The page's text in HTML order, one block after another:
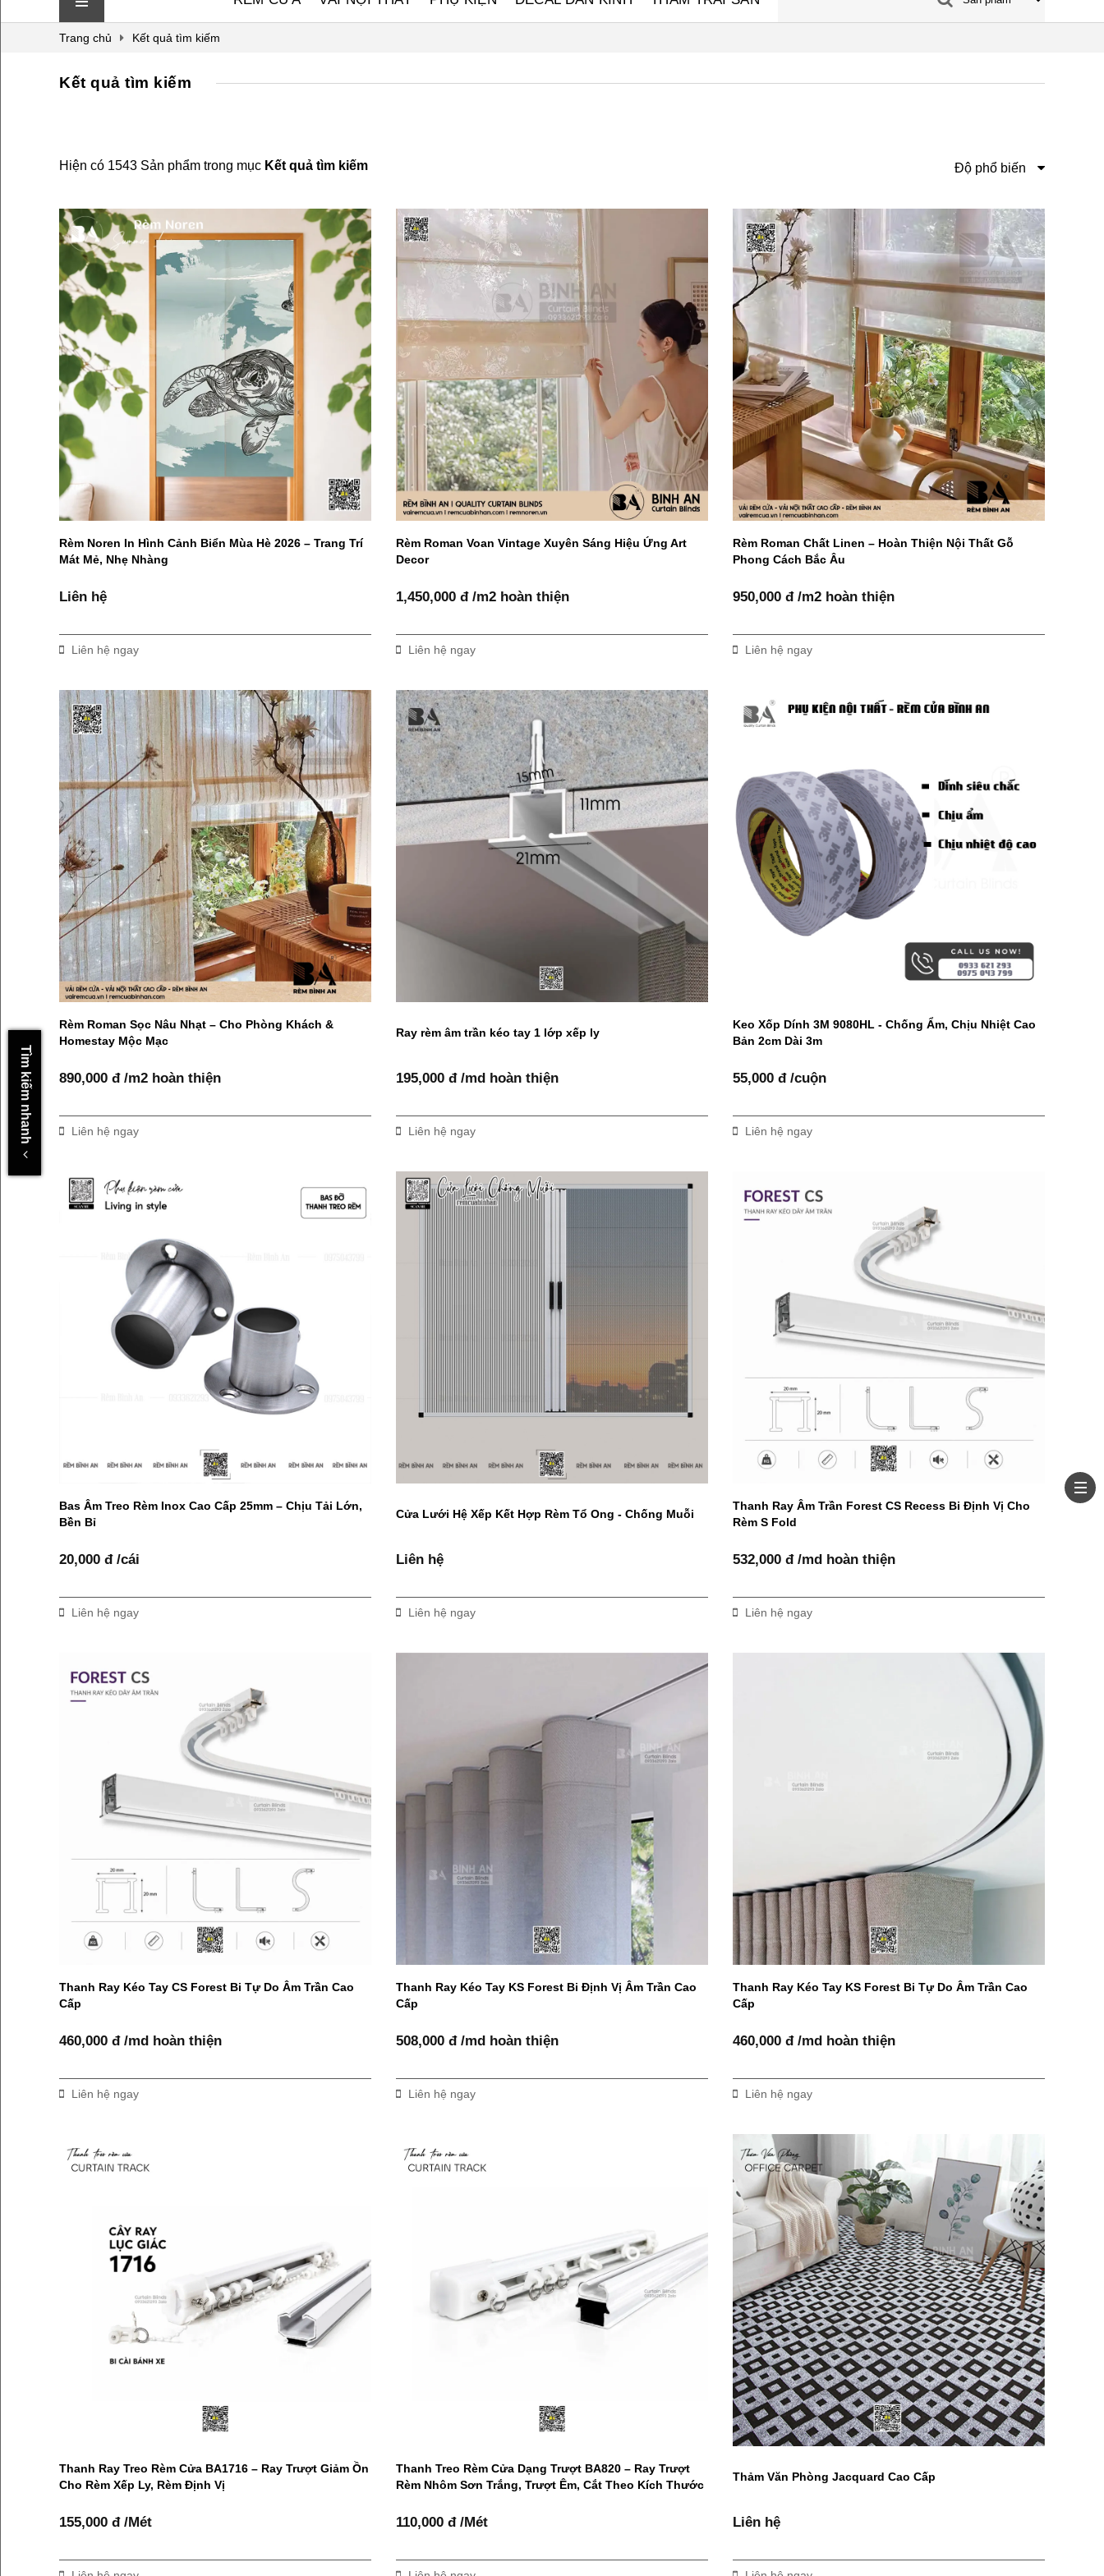
Trang chủ Kết quả tìm kiếm
Kết quả tìm kiếm
Hiện có 1543 Sản phẩm trong mục Kết quả tìm kiếm Độ phổ biến
Rèm Noren In Hình Cảnh Biển Mùa Hè 2026 – Trang Trí
Mát Mẻ, Nhẹ Nhàng
Liên hệ
Liên hệ ngay
Rèm Roman Voan Vintage Xuyên Sáng Hiệu Ứng Art
Decor
1,450,000 đ /m2 hoàn thiện
Liên hệ ngay
Rèm Roman Chất Linen – Hoàn Thiện Nội Thất Gỗ
Phong Cách Bắc Âu
950,000 đ /m2 hoàn thiện
Liên hệ ngay
Rèm Roman Sọc Nâu Nhạt – Cho Phòng Khách &
Homestay Mộc Mạc
890,000 đ /m2 hoàn thiện
Liên hệ ngay
Ray rèm âm trần kéo tay 1 lớp xếp ly
195,000 đ /md hoàn thiện
Liên hệ ngay
Keo Xốp Dính 3M 9080HL - Chống Ẩm, Chịu Nhiệt Cao
Bản 2cm Dài 3m
55,000 đ /cuộn
Liên hệ ngay
Bas Âm Treo Rèm Inox Cao Cấp 25mm – Chịu Tải Lớn,
Bền Bỉ
20,000 đ /cái
Liên hệ ngay
Cửa Lưới Hệ Xếp Kết Hợp Rèm Tổ Ong - Chống Muỗi
Liên hệ
Liên hệ ngay
Thanh Ray Âm Trần Forest CS Recess Bi Định Vị Cho
Rèm S Fold
532,000 đ /md hoàn thiện
Liên hệ ngay
Thanh Ray Kéo Tay CS Forest Bi Tự Do Âm Trần Cao
Cấp
460,000 đ /md hoàn thiện
Liên hệ ngay
Thanh Ray Kéo Tay KS Forest Bi Định Vị Âm Trần Cao
Cấp
508,000 đ /md hoàn thiện
Liên hệ ngay
Thanh Ray Kéo Tay KS Forest Bi Tự Do Âm Trần Cao
Cấp
460,000 đ /md hoàn thiện
Liên hệ ngay
Thanh Ray Treo Rèm Cửa BA1716 – Ray Trượt Giảm Ồn
Cho Rèm Xếp Ly, Rèm Định Vị
155,000 đ /Mét
Thanh Treo Rèm Cửa Dạng Trượt BA820 – Ray Trượt
Rèm Nhôm Sơn Trắng, Trượt Êm, Cắt Theo Kích Thước
110,000 đ /Mét
Thảm Văn Phòng Jacquard Cao Cấp
Liên hệ
Tìm kiếm nhanh